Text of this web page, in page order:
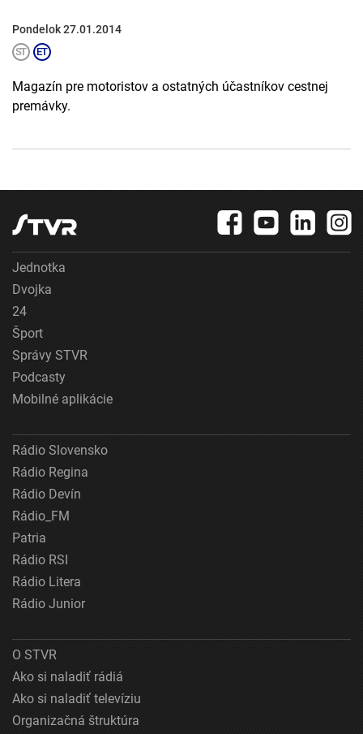
Pondelok 27.01.2014
Magazín pre motoristov a ostatných účastníkov cestnej
premávky.
Jednotka
Dvojka
24
Šport
Správy STVR
Podcasty
Mobilné aplikácie
Rádio Slovensko
Rádio Regina
Rádio Devín
Rádio_FM
Patria
Rádio RSI
Rádio Litera
Rádio Junior
O STVR
Ako si naladiť rádiá
Ako si naladiť televíziu
Organizačná štruktúra